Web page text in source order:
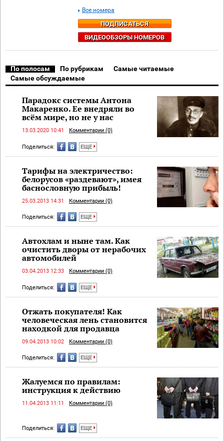
ПОДПИСАТЬСЯ
ВИДЕООБЗОРЫ НОМЕРОВ
Все номера
По полосам По рубрикам
Самые читаемые
Самые обсуждаемые
Парадокс системы Антона
Макаренко. Ее внедряли во
всём мире, но не у нас
13.03.2020 10:41 Комментарии (0)
Поделиться: ЕЩЕ
Тарифы на электричество:
белорусов «раздевают», имея
баснословную прибыль!
25.03.2013 14:31 Комментарии (0)
Поделиться: ЕЩЕ
Автохлам и ныне там. Как
очистить дворы от нерабочих
автомобилей
03.04.2013 12:33 Комментарии (0)
Поделиться: ЕЩЕ
Отжать покупателя! Как
человеческая лень становится
находкой для продавца
09.04.2013 10:02 Комментарии (0)
Поделиться: ЕЩЕ
Жалуемся по правилам:
инструкция к действию
11.04.2013 11:11 Комментарии (0)
Поделиться: ЕЩЕ